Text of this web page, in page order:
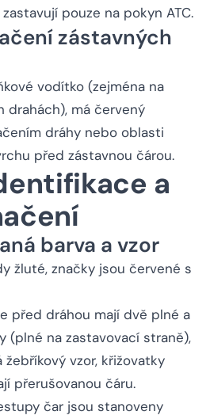
pouze na pokyn ATC.
zástavných
vodítko (zejména na
drahách), má červený
dráhy nebo oblasti
před zástavnou čárou.
a
barva a vzor
žluté, značky jsou červené s
před dráhou mají dvě plné a
(plné na zastavovací straně),
vzor, křižovatky
přerušovanou čáru.
čar jsou stanoveny